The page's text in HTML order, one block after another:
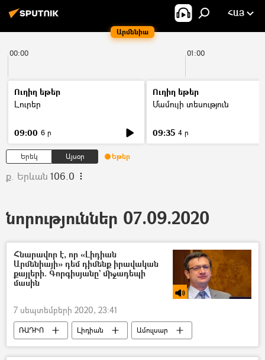
Արմենիա
ՀԱՅ
00:00 01:00
Ուղիղ եթեր
Լուրեր
09:00 6 ր
Ուղիղ եթեր
Մամուլի տեսություն
09:35 4 ր
Երեկ Այսօր Եթեր
ք. Երևան 106.0
նորություններ 07.09.2020
Հնարավոր է, որ «Լիդիան
Արմենիայի» դեմ դիմենք իրավական
քայլերի. Գորգիսյանը` միջադեպի
մասին
7 սեպտեմբերի 2020, 23:41
ՌԱԴԻՈ Լիդիան
Ամուլսար
«Լուսավոր Հայաստան» կուսակցություն